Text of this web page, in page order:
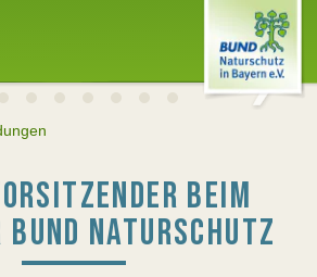
BEIM
BUND NATURSCHUTZ